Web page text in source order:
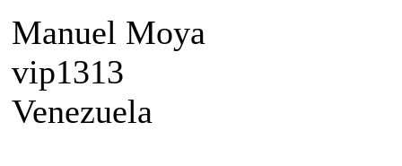
Manuel Moya
vip1313
Venezuela